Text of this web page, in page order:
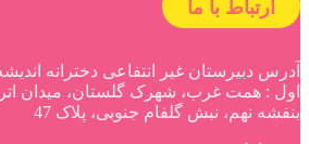
ارتباط با ما
آدرس دبیرستان غیر انتفاعی دخترانه
اول : همت غرب، شهرک گلستان، میدان
بنفشه نهم، نبش گلفام جنوبی، پلاک 47